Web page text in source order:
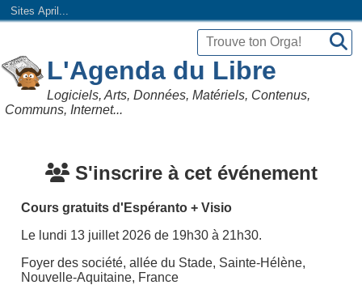
Sites April...
L'Agenda du Libre
Logiciels, Arts, Données, Matériels, Contenus,
Communs, Internet...
S'inscrire à cet événement
Cours gratuits d'Espéranto + Visio
Le lundi 13 juillet 2026 de 19h30 à 21h30.
Foyer des société, allée du Stade, Sainte-Hélène,
Nouvelle-Aquitaine, France